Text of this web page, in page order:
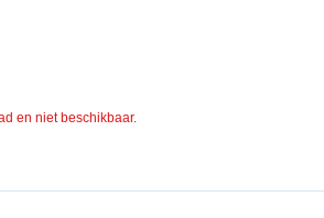
en niet beschikbaar.